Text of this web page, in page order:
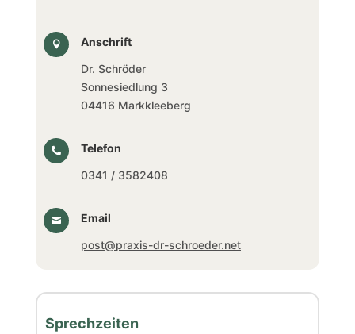

Anschrift
Dr. Schröder
Sonnesiedlung 3
04416 Markkleeberg

Telefon
0341 / 3582408

Email
post@praxis-dr-schroeder.net
Sprechzeiten